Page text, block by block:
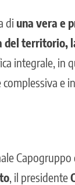
di una vera e
del territorio,
integrale, in
e
, il presidente